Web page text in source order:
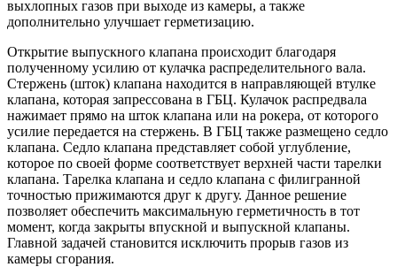
выхлопных газов при выходе из камеры, а также
дополнительно улучшает герметизацию.
Открытие выпускного клапана происходит благодаря
полученному усилию от кулачка распределительного вала.
Стержень (шток) клапана находится в направляющей втулке
клапана, которая запрессована в ГБЦ. Кулачок распредвала
нажимает прямо на шток клапана или на рокера, от которого
усилие передается на стержень. В ГБЦ также размещено седло
клапана. Седло клапана представляет собой углубление,
которое по своей форме соответствует верхней части тарелки
клапана. Тарелка клапана и седло клапана с филигранной
точностью прижимаются друг к другу. Данное решение
позволяет обеспечить максимальную герметичность в тот
момент, когда закрыты впускной и выпускной клапаны.
Главной задачей становится исключить прорыв газов из
камеры сгорания.